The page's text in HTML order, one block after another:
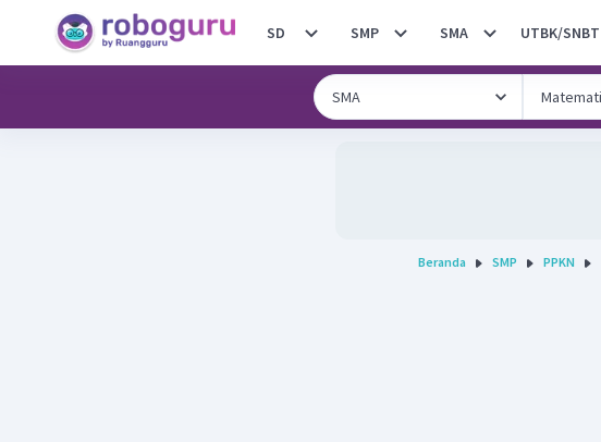
SD SMP SMA UTBK/SNBT
Beranda SMP PPKN